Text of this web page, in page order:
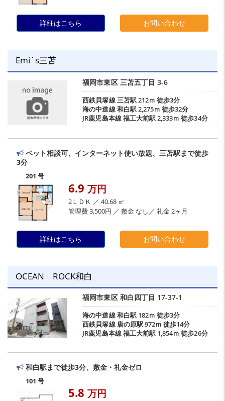
詳細はこちら お問い合わせ
Emi´s三苫
福岡市東区 三苫五丁目 3-6
西鉄貝塚線三苫駅212ｍ 徒歩3分
海の中道線和白駅2,275ｍ 徒歩32分
JR鹿児島本線福工大前駅2,333ｍ 徒歩34分
ペット相談可、インターネット使い放題、三苫駅まで徒歩
3分
201 号
6.9 万円
2ＬＤＫ ／ 40.68 ㎡
管理費 3,500円 ／ 敷金 なし／ 礼金 2ヶ月
詳細はこちら お問い合わせ
OCEAN ROCK和白
福岡市東区 和白四丁目 17-37-1
海の中道線和白駅182ｍ 徒歩3分
西鉄貝塚線 唐の原駅972ｍ 徒歩14分
JR鹿児島本線福工大前駅1,854ｍ 徒歩26分
和白駅まで徒歩3分、敷金・礼金ゼロ
101 号
5.8 万円